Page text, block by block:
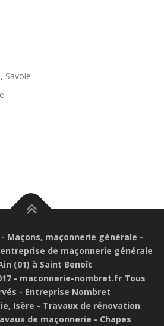
Savoie
Maçons, maçonnerie générale -
de maçonnerie générale
(01) à Saint Benoît
- maconnerie-nombret.fr Tous
- Entreprise Nombret
Isère - Travaux de rénovation
de maçonnerie - Chapes